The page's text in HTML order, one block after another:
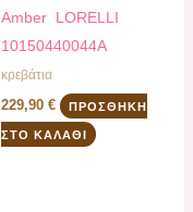
Amber LORELLI
10150440044A
κρεβάτια
229,90 € ΠΡΟΣΘΉΚΗ
ΣΤΟ ΚΑΛΆΘΙ